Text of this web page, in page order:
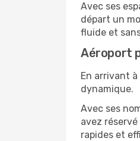
Avec ses
départ un
fluide et
Aéroport
En arrivant
dynamique.
Avec ses
avez réservé
rapides et